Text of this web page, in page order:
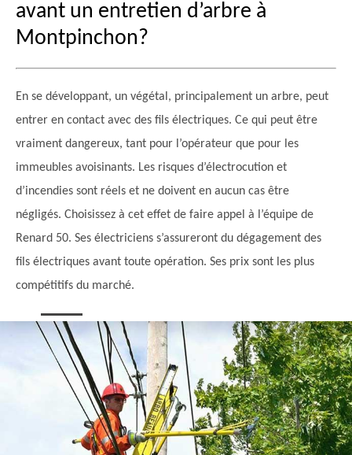
avant un entretien d’arbre à
Montpinchon?
En se développant, un végétal, principalement un arbre, peut
entrer en contact avec des fils électriques. Ce qui peut être
vraiment dangereux, tant pour l’opérateur que pour les
immeubles avoisinants. Les risques d’électrocution et
d’incendies sont réels et ne doivent en aucun cas être
négligés. Choisissez à cet effet de faire appel à l’équipe de
Renard 50. Ses électriciens s’assureront du dégagement des
fils électriques avant toute opération. Ses prix sont les plus
compétitifs du marché.